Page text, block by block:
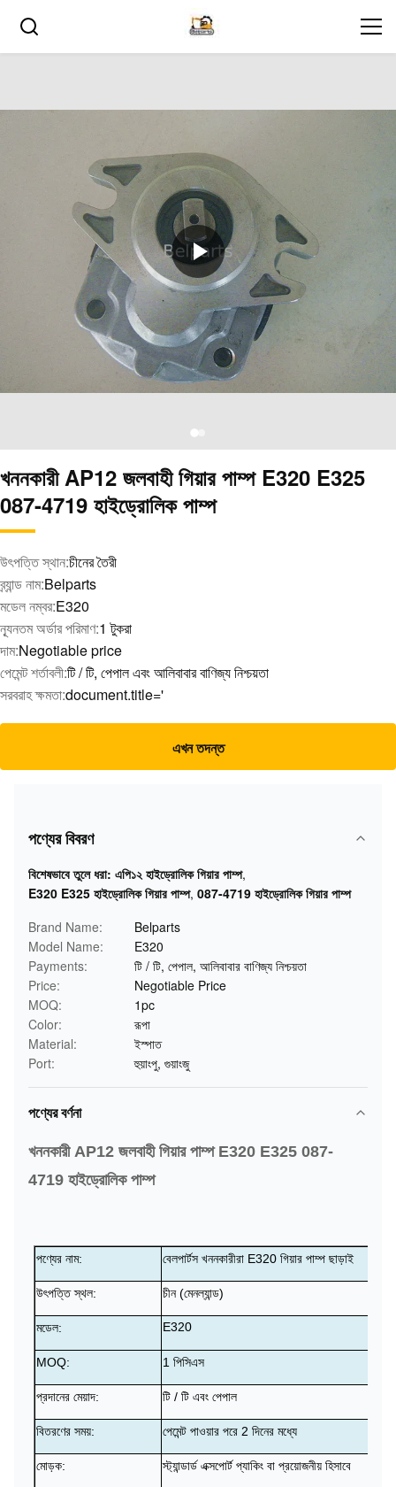
খননকারী AP12 জলবাহী গিয়ার পাম্প E320 E325
087-4719 হাইড্রোলিক পাম্প
উৎপত্তি স্থান:চীনের তৈরী
ব্র্যান্ড নাম:Belparts
মডেল নম্বর:E320
ন্যূনতম অর্ডার পরিমাণ:1 টুকরা
দাম:Negotiable price
পেমেন্ট শর্তাবলী:টি / টি, পেপাল এবং আলিবাবার বাণিজ্য নিশ্চয়তা
সরবরাহ ক্ষমতা:document.title='
এখন তদন্ত
পণ্যের বিবরণ
বিশেষভাবে তুলে ধরা: এপি১২ হাইড্রোলিক গিয়ার পাম্প,
E320 E325 হাইড্রোলিক গিয়ার পাম্প, 087-4719 হাইড্রোলিক গিয়ার পাম্প
Brand Name:
Belparts
Model Name:
E320
Payments:
টি / টি, পেপাল, আলিবাবার বাণিজ্য নিশ্চয়তা
Price:
Negotiable Price
MOQ:
1pc
Color:
রূপা
Material:
ইস্পাত
Port:
হুয়াংপু, গুয়াংজু
পণ্যের বর্ণনা
খননকারী AP12 জলবাহী গিয়ার পাম্প E320 E325 087-
4719 হাইড্রোলিক পাম্প
পণ্যের নাম: বেলপার্টস খননকারীরা E320 গিয়ার পাম্প ছাড়াই
উৎপত্তি স্থল: চীন (মেনল্যান্ড)
মডেল: E320
MOQ: 1 পিসিএস
প্রদানের মেয়াদ: টি / টি এবং পেপাল
বিতরণের সময়: পেমেন্ট পাওয়ার পরে 2 দিনের মধ্যে
মোড়ক: স্ট্যান্ডার্ড এক্সপোর্ট প্যাকিং বা প্রয়োজনীয় হিসাবে